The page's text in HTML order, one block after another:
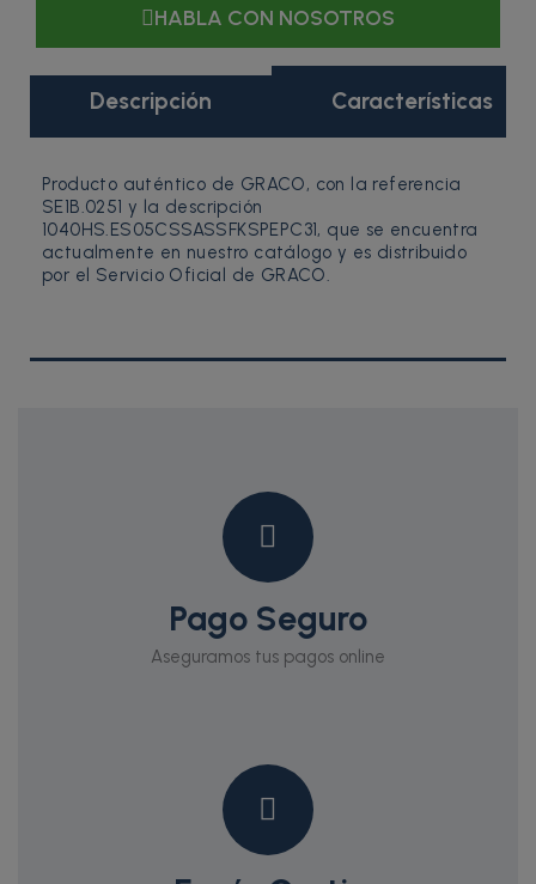
HABLA CON NOSOTROS
Descripción Características
Producto auténtico de GRACO, con la referencia
SE1B.0251 y la descripción
1040HS.ES05CSSASSFKSPEPC31, que se encuentra
actualmente en nuestro catálogo y es distribuido
por el Servicio Oficial de GRACO.
Pago Seguro
Aseguramos tus pagos online